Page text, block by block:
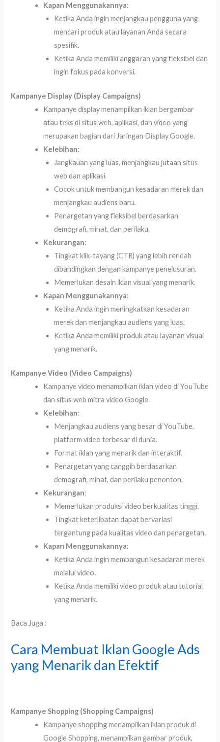
Kapan Menggunakannya:
Ketika Anda ingin menjangkau pengguna yang
mencari produk atau layanan Anda secara
spesifik.
Ketika Anda memiliki anggaran yang fleksibel dan
ingin fokus pada konversi.
Kampanye Display (Display Campaigns)
Kampanye display menampilkan iklan bergambar
atau teks di situs web, aplikasi, dan video yang
merupakan bagian dari Jaringan Display Google.
Kelebihan:
Jangkauan yang luas, menjangkau jutaan situs
web dan aplikasi.
Cocok untuk membangun kesadaran merek dan
menjangkau audiens baru.
Penargetan yang fleksibel berdasarkan
demografi, minat, dan perilaku.
Kekurangan:
Tingkat klik-tayang (CTR) yang lebih rendah
dibandingkan dengan kampanye penelusuran.
Memerlukan desain iklan visual yang menarik.
Kapan Menggunakannya:
Ketika Anda ingin meningkatkan kesadaran
merek dan menjangkau audiens yang luas.
Ketika Anda memiliki produk atau layanan visual
yang menarik.
Kampanye Video (Video Campaigns)
Kampanye video menampilkan iklan video di YouTube
dan situs web mitra video Google.
Kelebihan:
Menjangkau audiens yang besar di YouTube,
platform video terbesar di dunia.
Format iklan yang menarik dan interaktif.
Penargetan yang canggih berdasarkan
demografi, minat, dan perilaku penonton.
Kekurangan:
Memerlukan produksi video berkualitas tinggi.
Tingkat keterlibatan dapat bervariasi
tergantung pada kualitas video dan penargetan.
Kapan Menggunakannya:
Ketika Anda ingin membangun kesadaran merek
melalui video.
Ketika Anda memiliki video produk atau tutorial
yang menarik.
Baca Juga :
Cara Membuat Iklan Google Ads
yang Menarik dan Efektif
Kampanye Shopping (Shopping Campaigns)
Kampanye shopping menampilkan iklan produk di
Google Shopping, menampilkan gambar produk,